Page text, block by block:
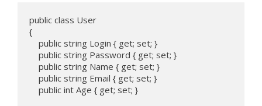
public class User
{
    public string Login { get; set; }
    public string Password { get; set; }
    public string Name { get; set; }
    public string Email { get; set; }
    public int Age { get; set; }